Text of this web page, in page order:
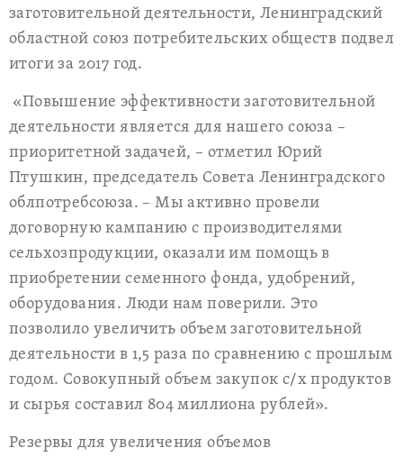
заготовительной деятельности, Ленинградский
областной союз потребительских обществ подвел
итоги за 2017 год.
«Повышение эффективности заготовительной
деятельности является для нашего союза –
приоритетной задачей, – отметил Юрий
Птушкин, председатель Совета Ленинградского
облпотребсоюза. – Мы активно провели
договорную кампанию с производителями
сельхозпродукции, оказали им помощь в
приобретении семенного фонда, удобрений,
оборудования. Люди нам поверили. Это
позволило увеличить объем заготовительной
деятельности в 1,5 раза по сравнению с прошлым
годом. Совокупный объем закупок с/х продуктов
и сырья составил 804 миллиона рублей».
Резервы для увеличения объемов